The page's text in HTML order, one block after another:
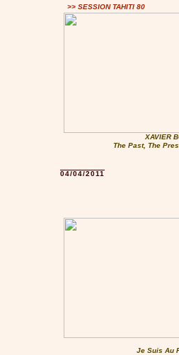
>> SESSION TAHITI 80
XAVIER
The Past, The
04/04/2011
Je Suis Au